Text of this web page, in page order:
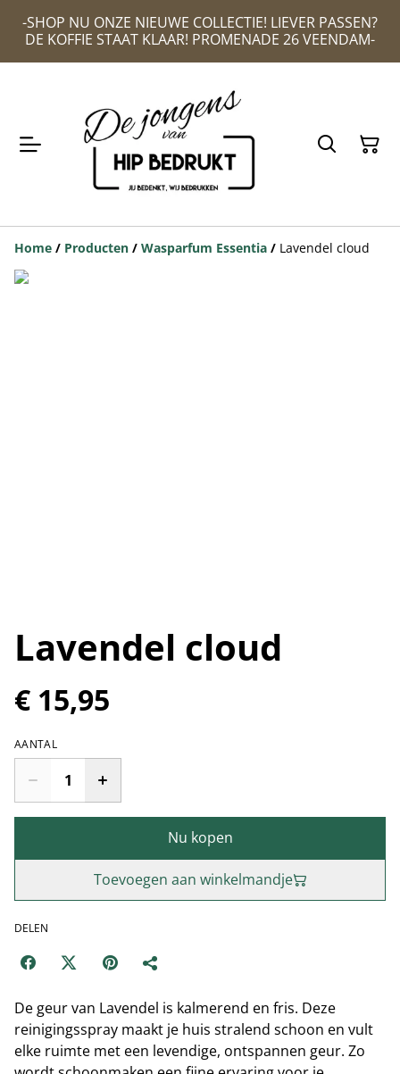
-SHOP NU ONZE NIEUWE COLLECTIE! LIEVER PASSEN?
DE KOFFIE STAAT KLAAR! PROMENADE 26 VEENDAM-
Home / Producten / Wasparfum Essentia / Lavendel cloud
Lavendel cloud
€ 15,95
AANTAL
Nu kopen
Toevoegen aan winkelmandje
DELEN
De geur van Lavendel is kalmerend en fris. Deze
reinigingsspray maakt je huis stralend schoon en vult
elke ruimte met een levendige, ontspannen geur. Zo